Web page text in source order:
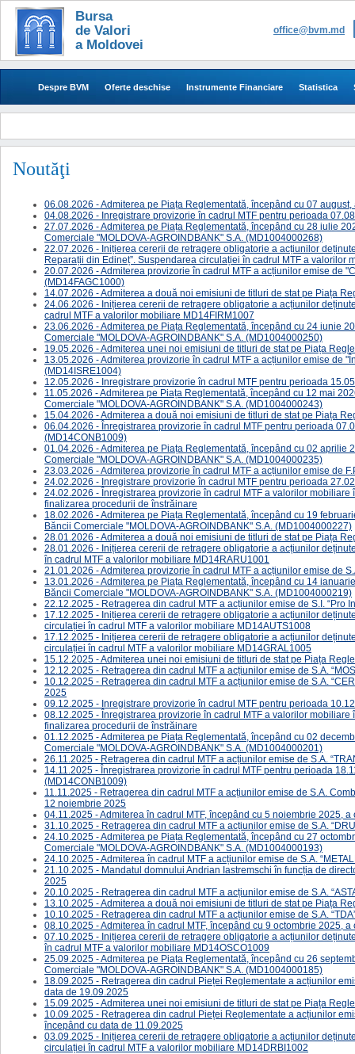
Bursa
de Valori
a Moldovei
office@bvm.md
Despre BVM Oferte deschise Instrumente Financiare Statistica
Noutăţi
06.08.2026 - Admiterea pe Piața Reglementată, începând cu 07
04.08.2026 - Inregistrare provizorie în cadrul MTF pentru perioada
27.07.2026 - Admiterea pe Piața Reglementată, începând cu 28 iulie
Comerciale "MOLDOVA-AGROINDBANK" S.A. (MD1004000268)
22.07.2026 - ​​​​​​​​Inițierea cererii de retragere obligatorie a acțiunilor
Reparații din Edineț”. Suspendarea circulației în cadrul MTF a valorilor
20.07.2026 - Admiterea provizorie în cadrul MTF a acțiunilor emise de
(MD14FAGC1000)
14.07.2026 - ​Admiterea a două noi emisiuni de titluri de stat pe Piața
24.06.2026 - ​​​​​​​​Inițierea cererii de retragere obligatorie a acțiunilor
cadrul MTF a valorilor mobiliare MD14FIRM1007
23.06.2026 - Admiterea pe Piața Reglementată, începând cu 24 iunie
Comerciale "MOLDOVA-AGROINDBANK" S.A. (MD1004000250)
19.05.2026 - ​Admiterea unei noi emisiuni de titluri de stat pe Piața
13.05.2026 - Admiterea provizorie în cadrul MTF a acțiunilor emise de
(MD14ISRE1004)
12.05.2026 - Inregistrare provizorie în cadrul MTF pentru perioada
11.05.2026 - Admiterea pe Piața Reglementată, începând cu 12 mai
Comerciale "MOLDOVA-AGROINDBANK" S.A. (MD1004000243)
15.04.2026 - Admiterea a două noi emisiuni de titluri de stat pe Piața
06.04.2026 - Înregistrarea provizorie în cadrul MTF pentru perioada
(MD14CONB1009)
01.04.2026 - Admiterea pe Piața Reglementată, începând cu 02
Comerciale "MOLDOVA-AGROINDBANK" S.A. (MD1004000235)
23.03.2026 - Admiterea provizorie în cadrul MTF a acțiunilor emise de
24.02.2026 - Inregistrare provizorie în cadrul MTF pentru perioada
24.02.2026 - Înregistrarea provizorie în cadrul MTF a valorilor
finalizarea procedurii de înstrăinare
18.02.2026 - Admiterea pe Piața Reglementată, începând cu 19
Băncii Comerciale "MOLDOVA-AGROINDBANK" S.A. (MD1004000227)
28.01.2026 - Admiterea a două noi emisiuni de titluri de stat pe Piața
28.01.2026 - ​​​​​​​Inițierea cererii de retragere obligatorie a acțiunilor
în cadrul MTF a valorilor mobiliare MD14RARU1001
21.01.2026 - Admiterea provizorie în cadrul MTF a acțiunilor emise de
13.01.2026 - Admiterea pe Piața Reglementată, începând cu 14
Băncii Comerciale "MOLDOVA-AGROINDBANK" S.A. (MD1004000219)
22.12.2025 - Retragerea din cadrul MTF a acțiunilor emise de S.I. “Pro
17.12.2025 - ​​​​​​Inițierea cererii de retragere obligatorie a acțiunilor
circulației în cadrul MTF a valorilor mobiliare MD14AUTS1008
17.12.2025 - ​​​​​Inițierea cererii de retragere obligatorie a acțiunilor
circulației în cadrul MTF a valorilor mobiliare MD14GRAL1005
15.12.2025 - ​Admiterea unei noi emisiuni de titluri de stat pe Piața
12.12.2025 - Retragerea din cadrul MTF a acțiunilor emise de S.A.
10.12.2025 - ​Retragerea din cadrul MTF a acțiunilor emise de S.A.
2025
09.12.2025 - Inregistrare provizorie în cadrul MTF pentru perioada
08.12.2025 - Înregistrarea provizorie în cadrul MTF a valorilor
finalizarea procedurii de înstrăinare
01.12.2025 - Admiterea pe Piața Reglementată, începând cu 02
Comerciale "MOLDOVA-AGROINDBANK" S.A. (MD1004000201)
26.11.2025 - Retragerea din cadrul MTF a acțiunilor emise de S.A.
14.11.2025 - Înregistrarea provizorie în cadrul MTF pentru perioada
(MD14CONB1009)
11.11.2025 - ​Retragerea din cadrul MTF a acțiunilor emise de S.A.
12 noiembrie 2025
04.11.2025 - Admiterea în cadrul MTF, începând cu 5 noiembrie 2025,
31.10.2025 - Retragerea din cadrul MTF a acțiunilor emise de S.A.
24.10.2025 - Admiterea pe Piața Reglementată, începând cu 27
Comerciale "MOLDOVA-AGROINDBANK" S.A. (MD1004000193)
24.10.2025 - Admiterea în cadrul MTF a acțiunilor emise de S.A.
21.10.2025 - Mandatul domnului Andrian Iastremschi în funcția de
2025
20.10.2025 - Retragerea din cadrul MTF a acțiunilor emise de S.A.
13.10.2025 - Admiterea a două noi emisiuni de titluri de stat pe Piața
10.10.2025 - ​Retragerea din cadrul MTF a acțiunilor emise de S.A.
08.10.2025 - Admiterea în cadrul MTF, începând cu 9 octombrie 2025,
07.10.2025 - ​​​​​Inițierea cererii de retragere obligatorie a acțiunilor
în cadrul MTF a valorilor mobiliare MD14OSCO1009
25.09.2025 - Admiterea pe Piața Reglementată, începând cu 26
Comerciale "MOLDOVA-AGROINDBANK" S.A. (MD1004000185)
18.09.2025 - Retragerea din cadrul Pieței Reglementate a acțiunilor
data de 19.09.2025
15.09.2025 - Admiterea unei noi emisiuni de titluri de stat pe Piața
10.09.2025 - Retragerea din cadrul Pieței Reglementate a acțiunilor
începând cu data de 11.09.2025
03.09.2025 - ​​​​Inițierea cererii de retragere obligatorie a acțiunilor
circulației în cadrul MTF a valorilor mobiliare MD14DRBI1002